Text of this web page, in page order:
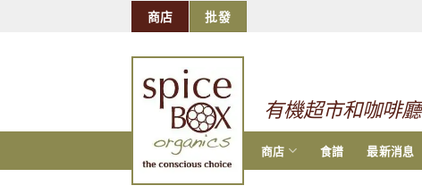
商店 批發
有機超市和咖啡廳
商店 食譜 最新消息